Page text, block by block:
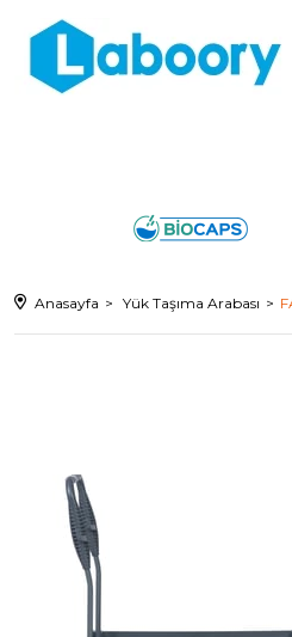
Anasayfa Yük Taşıma Arabası